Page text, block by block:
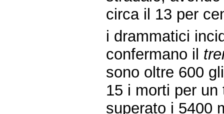
circa il 13 per
i drammatici
confermano il
sono oltre 600
15 i morti per
superato i 5400